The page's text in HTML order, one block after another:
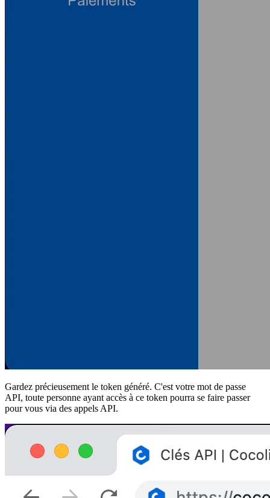
Gardez précieusement le token généré. C'est votre mot de passe
API, toute personne ayant accès à ce token pourra se faire passer
pour vous via des appels API.